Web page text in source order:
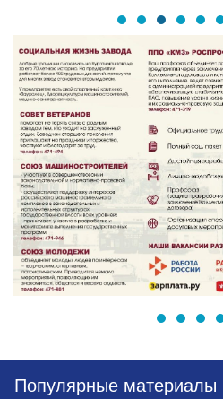
Популярные материалы